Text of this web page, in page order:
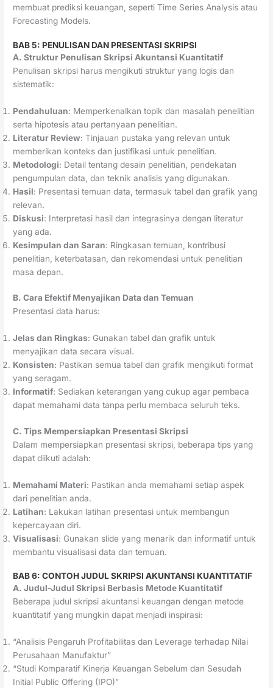
membuat prediksi keuangan, seperti Time Series Analysis atau
Forecasting Models.
BAB 5: PENULISAN DAN PRESENTASI SKRIPSI
A. Struktur Penulisan Skripsi Akuntansi Kuantitatif
Penulisan skripsi harus mengikuti struktur yang logis dan
sistematik:
Pendahuluan: Memperkenalkan topik dan masalah penelitian
serta hipotesis atau pertanyaan penelitian.
Literatur Review: Tinjauan pustaka yang relevan untuk
memberikan konteks dan justifikasi untuk penelitian.
Metodologi: Detail tentang desain penelitian, pendekatan
pengumpulan data, dan teknik analisis yang digunakan.
Hasil: Presentasi temuan data, termasuk tabel dan grafik yang
relevan.
Diskusi: Interpretasi hasil dan integrasinya dengan literatur
yang ada.
Kesimpulan dan Saran: Ringkasan temuan, kontribusi
penelitian, keterbatasan, dan rekomendasi untuk penelitian
masa depan.
B. Cara Efektif Menyajikan Data dan Temuan
Presentasi data harus:
Jelas dan Ringkas: Gunakan tabel dan grafik untuk
menyajikan data secara visual.
Konsisten: Pastikan semua tabel dan grafik mengikuti format
yang seragam.
Informatif: Sediakan keterangan yang cukup agar pembaca
dapat memahami data tanpa perlu membaca seluruh teks.
C. Tips Mempersiapkan Presentasi Skripsi
Dalam mempersiapkan presentasi skripsi, beberapa tips yang
dapat diikuti adalah:
Memahami Materi: Pastikan anda memahami setiap aspek
dari penelitian anda.
Latihan: Lakukan latihan presentasi untuk membangun
kepercayaan diri.
Visualisasi: Gunakan slide yang menarik dan informatif untuk
membantu visualisasi data dan temuan.
BAB 6: CONTOH JUDUL SKRIPSI AKUNTANSI KUANTITATIF
A. Judul-Judul Skripsi Berbasis Metode Kuantitatif
Beberapa judul skripsi akuntansi keuangan dengan metode
kuantitatif yang mungkin dapat menjadi inspirasi:
“Analisis Pengaruh Profitabilitas dan Leverage terhadap Nilai
Perusahaan Manufaktur”
“Studi Komparatif Kinerja Keuangan Sebelum dan Sesudah
Initial Public Offering (IPO)”